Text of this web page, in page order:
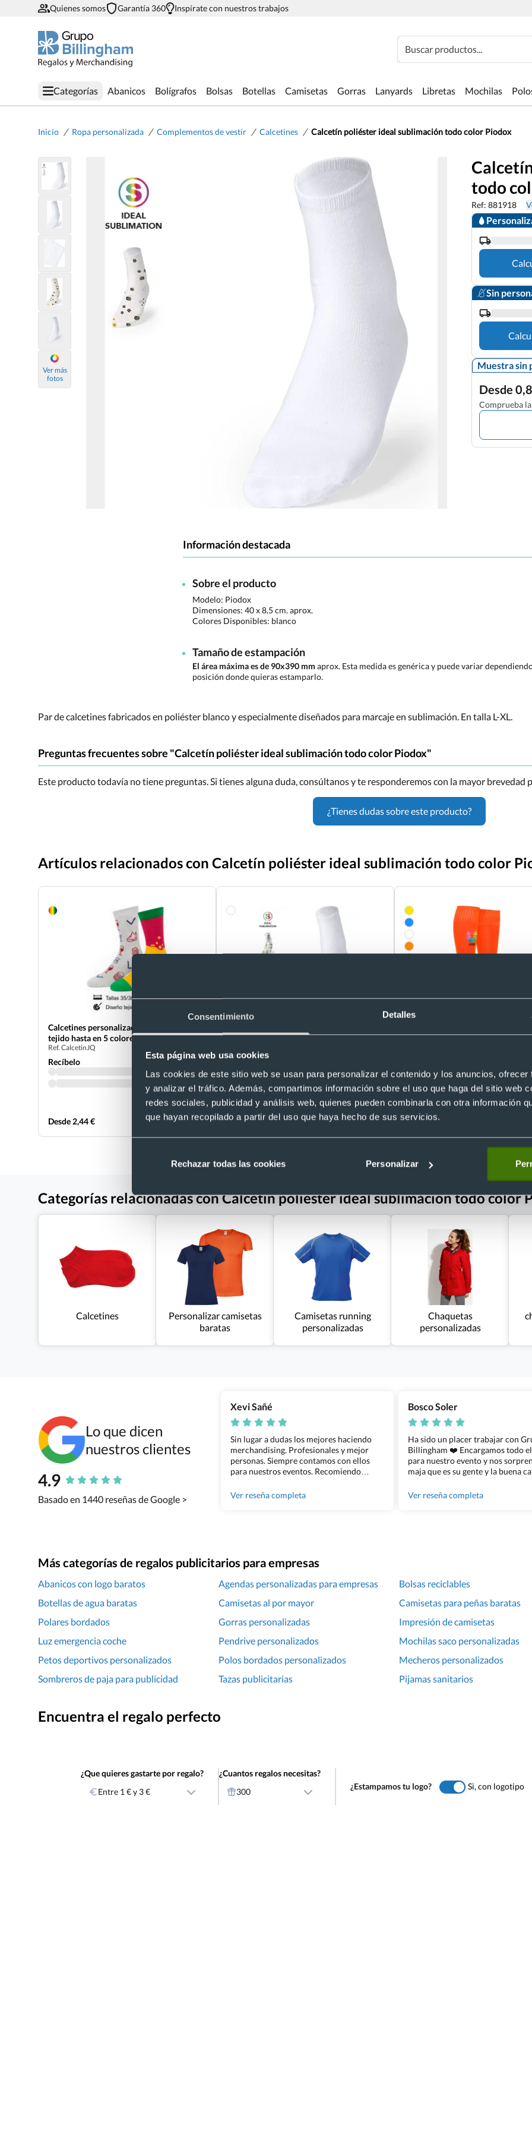
Consentimiento Detalles
Esta página web usa cookies
Las cookies de este sitio web se usan para personalizar el contenido y los anuncios,
y analizar el tráfico. Además, compartimos información sobre el uso que haga del sitio web
redes sociales, publicidad y análisis web, quienes pueden combinarla con otra información
que hayan recopilado a partir del uso que haya hecho de sus servicios.
Rechazar todas las cookies Personalizar
Quienes somos Garantía 360 Inspírate con nuestros trabajos
Buscar productos...
Categorías Abanicos Bolígrafos Bolsas Botellas Camisetas Gorras Lanyards Libretas Mochilas
Inicio / Ropa personalizada / Complementos de vestir / Calcetines / Calcetín poliéster ideal sublimación todo color Piodox
Ver más
fotos
todo
Ref: 881918
Sin
Muestra sin
Desde
Comprueba
Información destacada
Sobre el producto
Modelo: Piodox
Dimensiones: 40 x 8,5 cm. aprox.
Colores Disponibles: blanco
Tamaño de estampación
El área máxima es de 90x390 mm aprox. Esta medida es genérica y puede variar
posición donde quieras estamparlo.
Par de calcetines fabricados en poliéster blanco y especialmente diseñados para marcaje en sublimación. En talla L-XL.
Preguntas frecuentes sobre "Calcetín poliéster ideal sublimación todo color Piodox"
Este producto todavía no tiene preguntas. Si tienes alguna duda, consúltanos y te responderemos con la mayor brevedad
¿Tienes dudas sobre este producto?
Artículos relacionados con Calcetín poliéster ideal sublimación todo color
Calcetines personalizados con diseño
tejido hasta en 5 colores
Ref. CalcetinJQ
Recíbelo
Desde 2,44 €
color Sakam
Recíbelo
Desde 0,66 € Desde 1,95 €
Categorías relacionadas con Calcetín poliéster ideal sublimación todo color
Calcetines
Personalizar camisetas
baratas
Camisetas running
personalizadas
Chaquetas
personalizadas
Lo que dicen
nuestros clientes
4.9
Basado en 1440 reseñas de Google >
Xevi Sañé
Sin lugar a dudas los mejores haciendo
merchandising. Profesionales y mejor
personas. Siempre contamos con ellos
para nuestros eventos. Recomiendo
Ver reseña completa
Bosco Soler
Ha sido un placer trabajar con
Billingham ❤️ Encargamos todo
para nuestro evento y nos
maja que es su gente y la buena
100% recomendado!!
Ver reseña completa
Más categorías de regalos publicitarios para empresas
Abanicos con logo baratos Agendas personalizadas para empresas Bolsas reciclables
Botellas de agua baratas
Camisetas al por mayor Camisetas para peñas baratas
Polares bordados
Gorras personalizadas Impresión de camisetas
Luz emergencia coche
Pendrive personalizados Mochilas saco personalizadas
Petos deportivos personalizados
Polos bordados personalizados Mecheros personalizados
Sombreros de paja para publicidad
Tazas publicitarias Pijamas sanitarios
Encuentra el regalo perfecto
¿Que quieres gastarte por regalo?
Entre 1 € y 3 €
¿Cuantos regalos necesitas?
300
¿Estampamos tu logo? Si, con logotipo